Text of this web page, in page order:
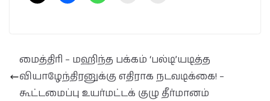
மைத்திரி – மஹிந்த பக்கம் ‘பல்டி’யடித்த
வியாழேந்திரனுக்கு எதிராக நடவடிக்கை! –
கூட்டமைப்பு உயர்மட்டக் குழு தீர்மானம்